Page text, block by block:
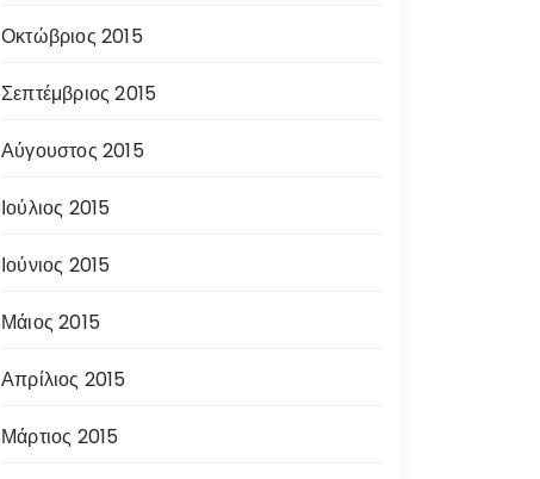
Οκτώβριος 2015
Σεπτέμβριος 2015
Αύγουστος 2015
Ιούλιος 2015
Ιούνιος 2015
Μάιος 2015
Απρίλιος 2015
Μάρτιος 2015